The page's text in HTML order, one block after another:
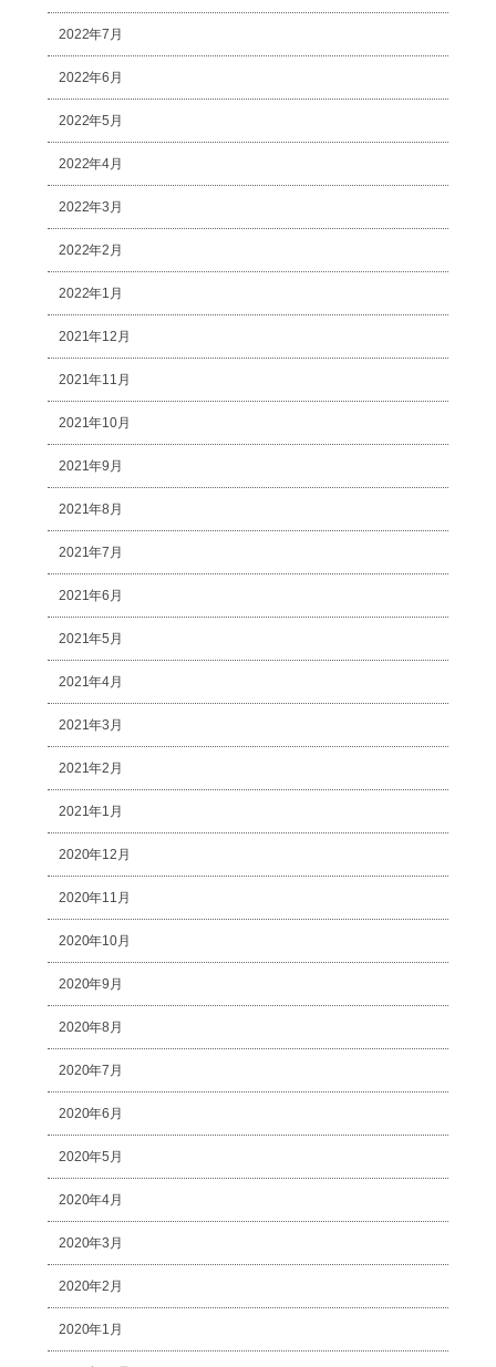
2022年7月
2022年6月
2022年5月
2022年4月
2022年3月
2022年2月
2022年1月
2021年12月
2021年11月
2021年10月
2021年9月
2021年8月
2021年7月
2021年6月
2021年5月
2021年4月
2021年3月
2021年2月
2021年1月
2020年12月
2020年11月
2020年10月
2020年9月
2020年8月
2020年7月
2020年6月
2020年5月
2020年4月
2020年3月
2020年2月
2020年1月